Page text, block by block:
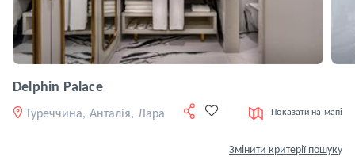
Delphin Palace
Туреччина, Анталія, Лара Показати на мапі
Змінити критерії пошуку